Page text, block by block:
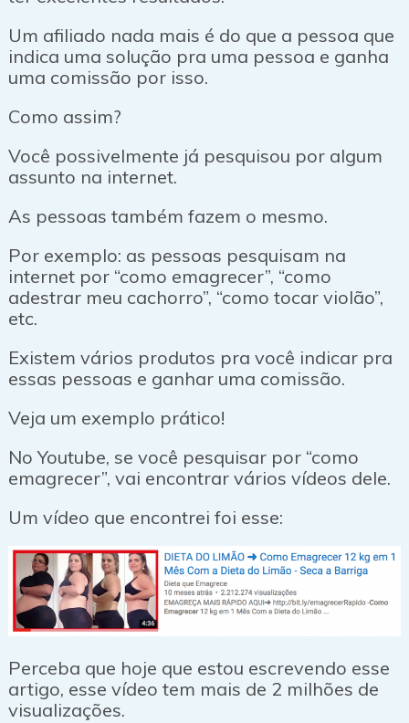
Um afiliado nada mais é do que a pessoa que
indica uma solução pra uma pessoa e ganha
uma comissão por isso.
Como assim?
Você possivelmente já pesquisou por algum
assunto na internet.
As pessoas também fazem o mesmo.
Por exemplo: as pessoas pesquisam na
internet por “como emagrecer”, “como
adestrar meu cachorro”, “como tocar violão”,
etc.
Existem vários produtos pra você indicar pra
essas pessoas e ganhar uma comissão.
Veja um exemplo prático!
No Youtube, se você pesquisar por “como
emagrecer”, vai encontrar vários vídeos dele.
Um vídeo que encontrei foi esse:
Perceba que hoje que estou escrevendo esse
artigo, esse vídeo tem mais de 2 milhões de
visualizações.